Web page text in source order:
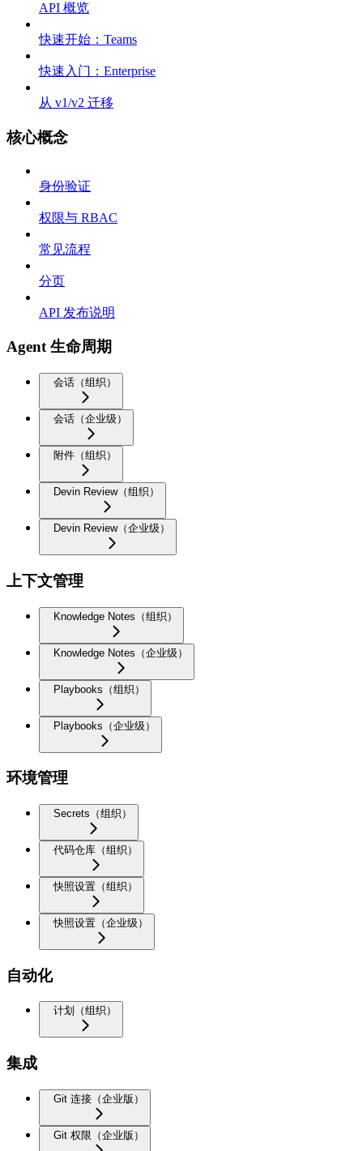
API 概览
快速开始：Teams
快速入门：Enterprise
从 v1/v2 迁移
核心概念
身份验证
权限与 RBAC
常见流程
分页
API 发布说明
Agent 生命周期
会话（组织）
会话（企业级）
附件（组织）
Devin Review（组织）
Devin Review（企业级）
上下文管理
Knowledge Notes（组织）
Knowledge Notes（企业级）
Playbooks（组织）
Playbooks（企业级）
环境管理
Secrets（组织）
代码仓库（组织）
快照设置（组织）
快照设置（企业级）
自动化
计划（组织）
集成
Git 连接（企业版）
Git 权限（企业版）